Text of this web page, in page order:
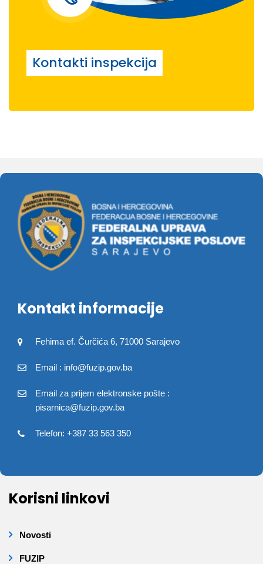
Kontakti inspekcija
Kontakt informacije
Fehima ef. Čurčića 6, 71000 Sarajevo
Email : info@fuzip.gov.ba
Email za prijem elektronske pošte :
pisarnica@fuzip.gov.ba
Telefon: +387 33 563 350
Korisni linkovi
Novosti
FUZIP